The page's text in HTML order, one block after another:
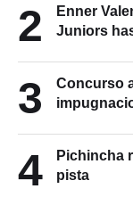
2
Enner
Juniors
3
Concurso
4
Pichincha
pista